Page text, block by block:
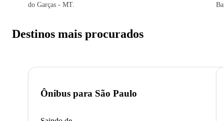
do Garças - MT.
Destinos mais procurados
Ônibus para São Paulo